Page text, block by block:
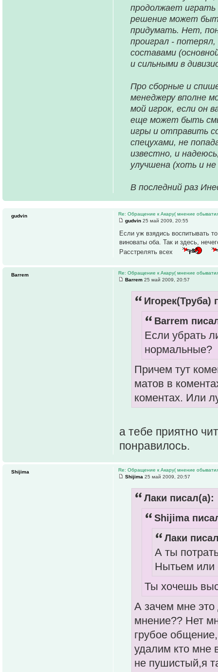
продолжает играть
решение может
придумать. Нет,
проиграл -
составами
и сильными в
Про сборные и
менеджеру вполне
мой игрок, если он
еще может быть
игры и отправить
спецухами, не
известно, и
улучшена (хоть и
В последний раз
Re: Обращение к Акару( мнение
gudvin 25 май 2009, 20:55
Если уж взядись воспитывать
виноваты оба. Так и здесь,
Расстрелять всех
gudvin
Re: Обращение к Акару( мнение
Barrem 25 май 2009, 20:57
Игорек(Труба)
Barrem
Если убрать
нормальные?
Причем тут
матов в
коментах. Или
а тебе приятно
понравилось.
Barrem
Re: Обращение к Акару( мнение
Shijima 25 май 2009, 20:57
Лаки писал(а):
Shijima
Лаки
А ты
Нытьем или
Ты хочешь
А зачем мне
мнение?? Нет
грубое
удалим кто мне
не пушистый,я
Shijima